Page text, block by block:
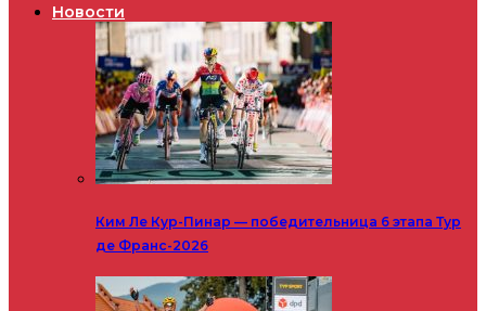
Новости
Ким Ле Кур-Пинар — победительница 6 этапа Тур
де Франс-2026